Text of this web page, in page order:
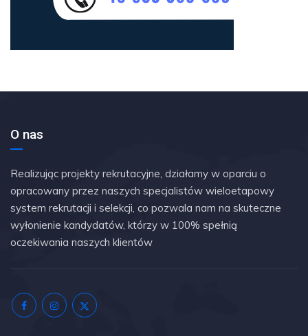
O nas
Realizując projekty rekrutacyjne, działamy w oparciu o
opracowany przez naszych specjalistów wieloetapowy
system rekrutacji i selekcji, co pozwala nam na skuteczne
wyłonienie kandydatów, którzy w 100% spełnią
oczekiwania naszych klientów